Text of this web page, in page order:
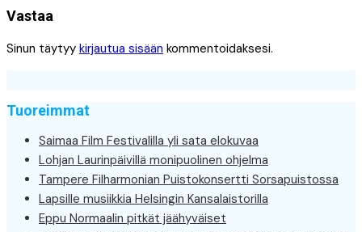
Vastaa
Sinun täytyy kirjautua sisään kommentoidaksesi.
Tuoreimmat
Saimaa Film Festivalilla yli sata elokuvaa
Lohjan Laurinpäivillä monipuolinen ohjelma
Tampere Filharmonian Puistokonsertti Sorsapuistossa
Lapsille musiikkia Helsingin Kansalaistorilla
Eppu Normaalin pitkät jäähyväiset